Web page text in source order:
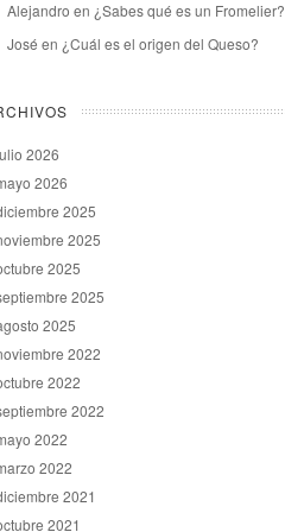
Alejandro en ¿Sabes qué es un Fromelier?
José en ¿Cuál es el origen del Queso?
2026
2026
2025
2025
2025
2025
2025
2022
2022
2022
2022
2022
2021
2021